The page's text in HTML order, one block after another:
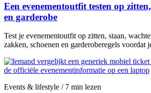
Een evenementoutfit testen op
en garderobe
Test je evenementoutfit op zitten, staan,
zakken, schoenen en garderoberegels voordat
Events & lifestyle / 7 min lezen